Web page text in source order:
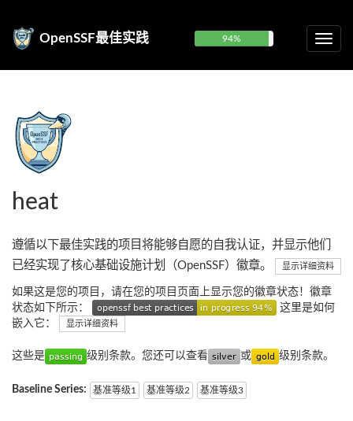
OpenSSF最佳实践 94%
heat
遵循以下最佳实践的项目将能够自愿的自我认证，并显示他们
已经实现了核心基础设施计划（OpenSSF）徽章。
显示详细资料
如果这是您的项目，请在您的项目页面上显示您的徽章状态！徽章
状态如下所示：
这里是如何
嵌入它：
显示详细资料
这些是 级别条款。您还可以查看 或 级别条款。
Baseline Series: 基准等级1 基准等级2 基准等级3